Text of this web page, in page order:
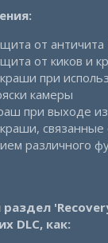
от античита
от киков и
при
камеры
при выходе из
связанные
различного
DLC, как: